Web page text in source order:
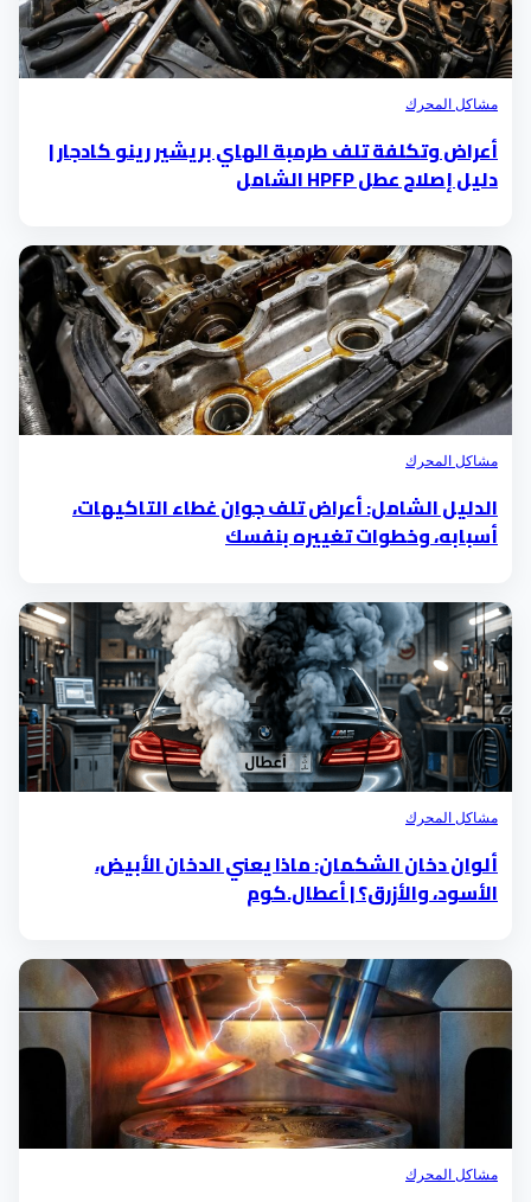
مشاكل المحرك
أعراض وتكلفة تلف طرمبة الهاي بريشير رينو كادجار |
دليل إصلاح عطل HPFP الشامل
مشاكل المحرك
الدليل الشامل: أعراض تلف جوان غطاء التاكيهات،
أسبابه، وخطوات تغييره بنفسك
مشاكل المحرك
ألوان دخان الشكمان: ماذا يعني الدخان الأبيض،
الأسود، والأزرق؟ | أعطال.كوم
مشاكل المحرك